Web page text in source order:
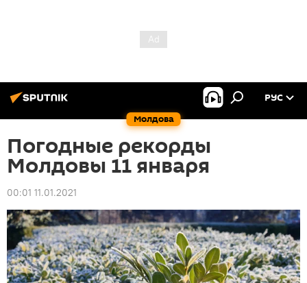
Молдова
РУС
Погодные рекорды
Молдовы 11 января
00:01 11.01.2021